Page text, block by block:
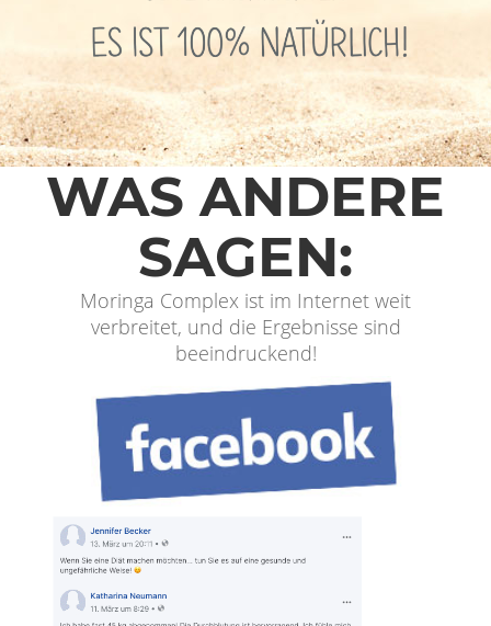
WAS ANDERE
SAGEN:
Moringa Complex ist im Internet weit
verbreitet, und die Ergebnisse sind
beeindruckend!